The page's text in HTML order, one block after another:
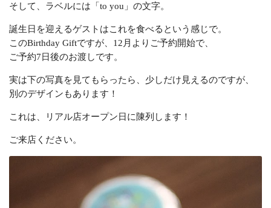
そして、ラベルには「to you」の文字。
誕生日を迎えるゲストはこれを食べるという感じで。
このBirthday Giftですが、12月よりご予約開始で、
ご予約7日後のお渡しです。
実は下の写真を見てもらったら、少しだけ見えるのですが、
別のデザインもあります！
これは、リアル店オープン日に陳列します！
ご来店ください。